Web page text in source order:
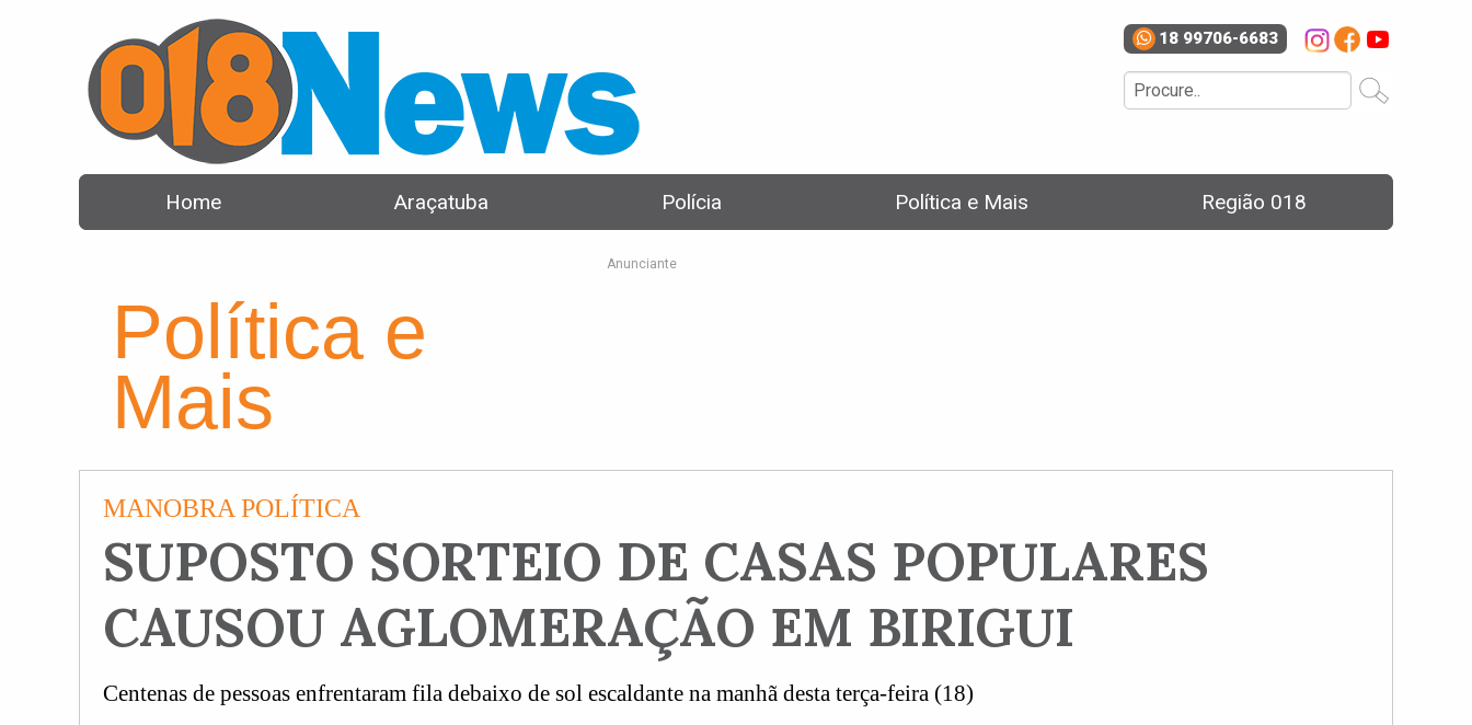
18 99706-6683
Home Araçatuba Polícia Política e Mais Região 018
Política e
Mais
Anunciante
MANOBRA POLÍTICA
SUPOSTO SORTEIO DE CASAS POPULARES
CAUSOU AGLOMERAÇÃO EM BIRIGUI
Centenas de pessoas enfrentaram fila debaixo de sol escaldante na manhã desta terça-feira (18)